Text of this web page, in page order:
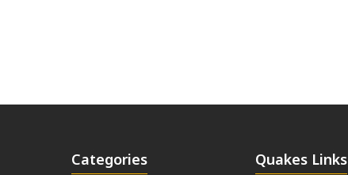
Categories Quakes Links